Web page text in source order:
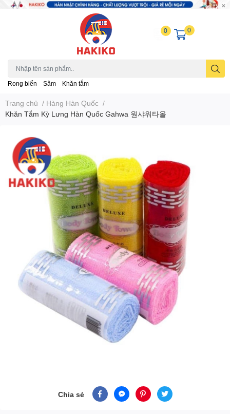
Rong biển Sâm Khăn tắm
0 0
Trang chủ / Hàng Hàn Quốc /
Khăn Tắm Kỳ Lưng Hàn Quốc Gahwa 원샤워타올
Chia sẻ